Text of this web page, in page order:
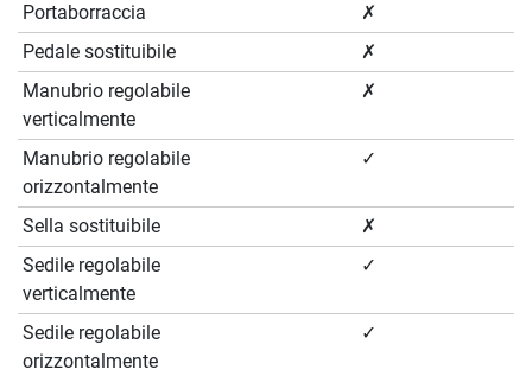
Portaborraccia
✗
Pedale sostituibile
✗
Manubrio regolabile
verticalmente
✗
Manubrio regolabile
orizzontalmente
✓
Sella sostituibile
✗
Sedile regolabile
verticalmente
✓
Sedile regolabile
orizzontalmente
✓